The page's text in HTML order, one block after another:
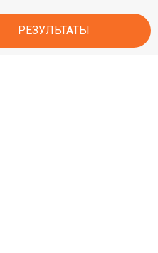
РЕЗУЛЬТАТЫ